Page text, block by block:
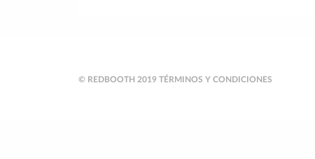
© REDBOOTH 2019 TÉRMINOS Y CONDICIONES